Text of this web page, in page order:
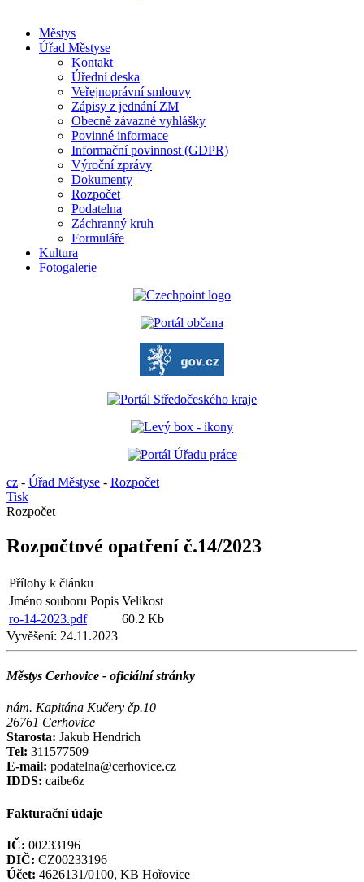
Městys
Úřad Městyse
Kontakt
Úřední deska
Veřejnoprávní smlouvy
Zápisy z jednání ZM
Obecně závazné vyhlášky
Povinné informace
Informační povinnost (GDPR)
Výroční zprávy
Dokumenty
Rozpočet
Podatelna
Záchranný kruh
Formuláře
Kultura
Fotogalerie
cz - Úřad Městyse - Rozpočet
Tisk
Rozpočet
Rozpočtové opatření č.14/2023
Přílohy k článku
Jméno souboru Popis Velikost
ro-14-2023.pdf
60.2 Kb
Vyvěšení: 24.11.2023
Městys Cerhovice - oficiální stránky
nám. Kapitána Kučery čp.10
26761 Cerhovice
Starosta: Jakub Hendrich
Tel: 311577509
E-mail: podatelna@cerhovice.cz
IDDS: caibe6z
Fakturační údaje
IČ: 00233196
DIČ: CZ00233196
Účet: 4626131/0100, KB Hořovice